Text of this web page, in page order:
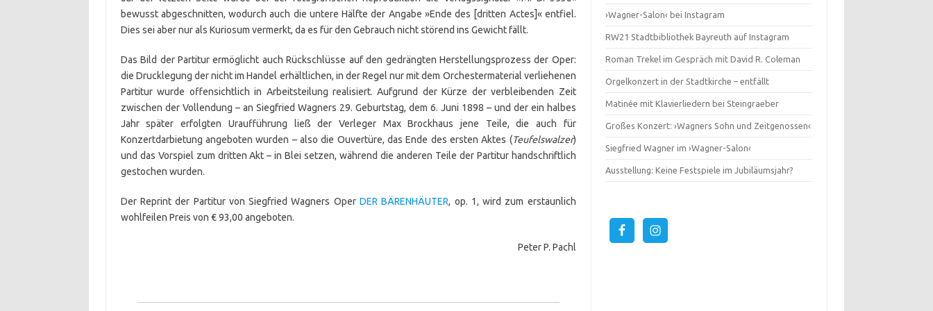
bewusst abgeschnitten, wodurch auch die untere Hälfte der Angabe »Ende des [dritten Actes]« entfiel.
Dies sei aber nur als Kuriosum vermerkt, da es für den Gebrauch nicht störend ins Gewicht fällt.
Das Bild der Partitur ermöglicht auch Rückschlüsse auf den gedrängten Herstellungsprozess der Oper:
die Drucklegung der nicht im Handel erhältlichen, in der Regel nur mit dem Orchestermaterial verliehenen
Partitur wurde offensichtlich in Arbeitsteilung realisiert. Aufgrund der Kürze der verbleibenden Zeit
zwischen der Vollendung – an Siegfried Wagners 29. Geburtstag, dem 6. Juni 1898 – und der ein halbes
Jahr später erfolgten Uraufführung ließ der Verleger Max Brockhaus jene Teile, die auch für
Konzertdarbietung angeboten wurden – also die Ouvertüre, das Ende des ersten Aktes (Teufelswalzer)
und das Vorspiel zum dritten Akt – in Blei setzen, während die anderen Teile der Partitur handschriftlich
gestochen wurden.
Der Reprint der Partitur von Siegfried Wagners OperDER BÄRENHÄUTER, op. 1, wird zum erstaunlich
wohlfeilen Preis von € 93,00 angeboten.
Peter P. Pachl
›Wagner-Salon‹ bei Instagram
RW21 Stadtbibliothek Bayreuth auf Instagram
Roman Trekel im Gespräch mit David R. Coleman
Orgelkonzert in der Stadtkirche – entfällt
Matinée mit Klavierliedern bei Steingraeber
Großes Konzert: ›Wagners Sohn und Zeitgenossen‹
Siegfried Wagner im ›Wagner-Salon‹
Ausstellung: Keine Festspiele im Jubiläumsjahr?